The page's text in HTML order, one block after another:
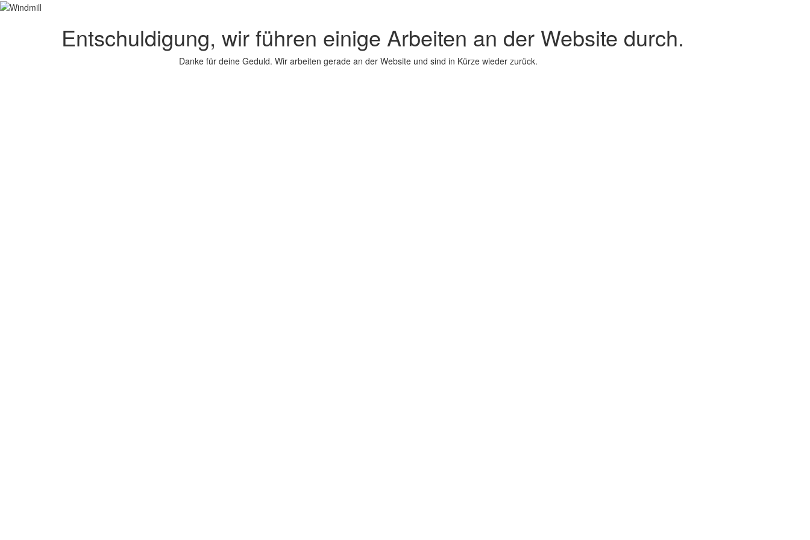
Entschuldigung, wir führen einige Arbeiten an der Website durch.
Danke für deine Geduld. Wir arbeiten gerade an der Website und sind in Kürze wieder zurück.